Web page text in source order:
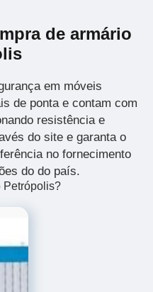
de armário
em móveis
de ponta e contam com
resistência e
do site e garanta o
no fornecimento
do do país.
Petrópolis?